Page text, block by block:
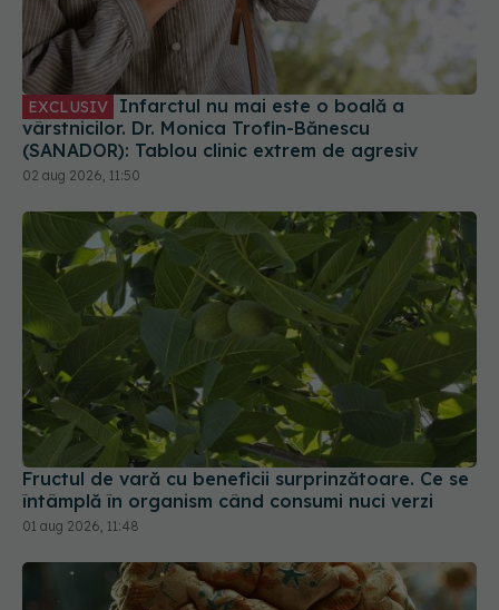
EXCLUSIV
Infarctul nu mai este o boală a
vârstnicilor. Dr. Monica Trofin-Bănescu
(SANADOR): Tablou clinic extrem de agresiv
02 aug 2026, 11:50
Fructul de vară cu beneficii surprinzătoare. Ce se
întâmplă în organism când consumi nuci verzi
01 aug 2026, 11:48